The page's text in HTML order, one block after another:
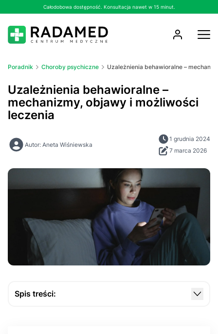
Całodobowa dostępność. Konsultacja nawet w 15 minut.
Poradnik Choroby psychiczne Uzależnienia behawioralne –
Uzależnienia behawioralne –
mechanizmy, objawy i możliwości
leczenia
Autor: Aneta Wiśniewska
1 grudnia 2024
7 marca 2026
Spis treści: